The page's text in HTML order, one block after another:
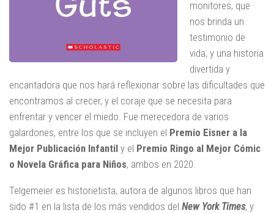
monitores, que
nos brinda un
testimonio de
vida, y una historia
divertida y
encantadora que nos hará reflexionar sobre las dificultades que
encontramos al crecer, y el coraje que se necesita para
enfrentar y vencer el miedo. Fue merecedora de varios
galardones, entre los que se incluyen el Premio Eisner a la
Mejor Publicación Infantil y el Premio Ringo al Mejor Cómic
o Novela Gráfica para Niños, ambos en 2020.
Telgemeier es historietista, autora de algunos libros que han
sido #1 en la lista de los más vendidos del New York Times, y